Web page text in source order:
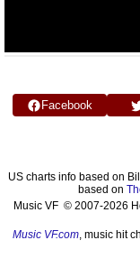
Facebook
US charts info based on
based on
Music VF © 2007-2026
Music VF.com, music hit